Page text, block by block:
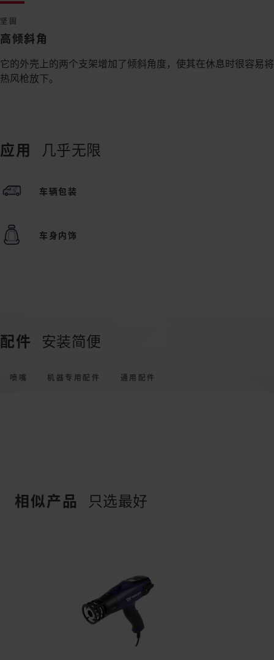
坚固
高倾斜角
它的外壳上的两个支架增加了倾斜角度，使其在休息时很容易将
热风枪放下。
应用 几乎无限
车辆包装
车身内饰
配件 安装简便
喷嘴 机器专用配件 通用配件
相似产品 只选最好